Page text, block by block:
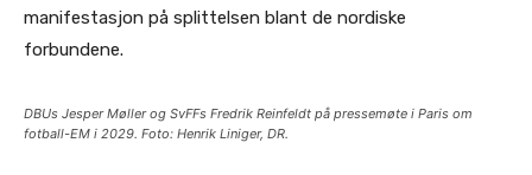
manifestasjon på splittelsen blant de nordiske
forbundene.
DBUs Jesper Møller og SvFFs Fredrik Reinfeldt på pressemøte i Paris om
fotball-EM i 2029. Foto: Henrik Liniger, DR.